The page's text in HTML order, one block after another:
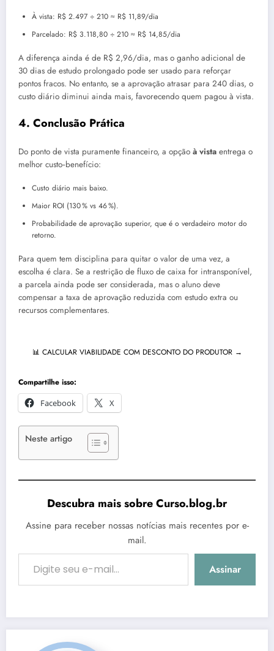
À vista: R$ 2.497 ÷ 210 ≈ R$ 11,89/dia
Parcelado: R$ 3.118,80 ÷ 210 ≈ R$ 14,85/dia
A diferença ainda é de R$ 2,96/dia, mas o ganho adicional de
30 dias de estudo prolongado pode ser usado para reforçar
pontos fracos. No entanto, se a aprovação atrasar para 240 dias, o
custo diário diminui ainda mais, favorecendo quem pagou à vista.
4. Conclusão Prática
Do ponto de vista puramente financeiro, a opção à vista entrega o
melhor custo‑benefício:
Custo diário mais baixo.
Maior ROI (130 % vs 46 %).
Probabilidade de aprovação superior, que é o verdadeiro motor do
retorno.
Para quem tem disciplina para quitar o valor de uma vez, a
escolha é clara. Se a restrição de fluxo de caixa for intransponível,
a parcela ainda pode ser considerada, mas o aluno deve
compensar a taxa de aprovação reduzida com estudo extra ou
recursos complementares.
📊 CALCULAR VIABILIDADE COM DESCONTO DO PRODUTOR →
Compartilhe isso:
Facebook
X
Neste artigo
Descubra mais sobre Curso.blog.br
Assine para receber nossas notícias mais recentes por e-
mail.
Digite seu e-mail…
Assinar